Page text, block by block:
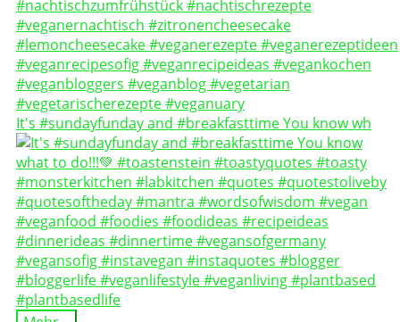
It's #sundayfunday and #breakfasttime You know wh